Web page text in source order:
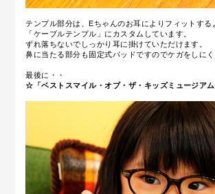
テンプル部分は、Eちゃんのお耳によりフィットする
「ケーブルテンプル」にカスタムしています。
ずれ落ちないでしっかり耳に掛けていただけます。
鼻に当たる部分も固定式パッドですのでケガをしにく
最後に・・
☆「ベストスマイル・オブ・ザ・キッズミュージア